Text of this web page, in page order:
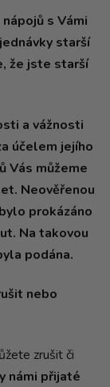
s Vámi
starší
že jste starší
a vážnosti
účelem jejího
Vás můžeme
Neověřenou
prokázáno
Na takovou
podána.
nebo
zrušit či
námi přijaté